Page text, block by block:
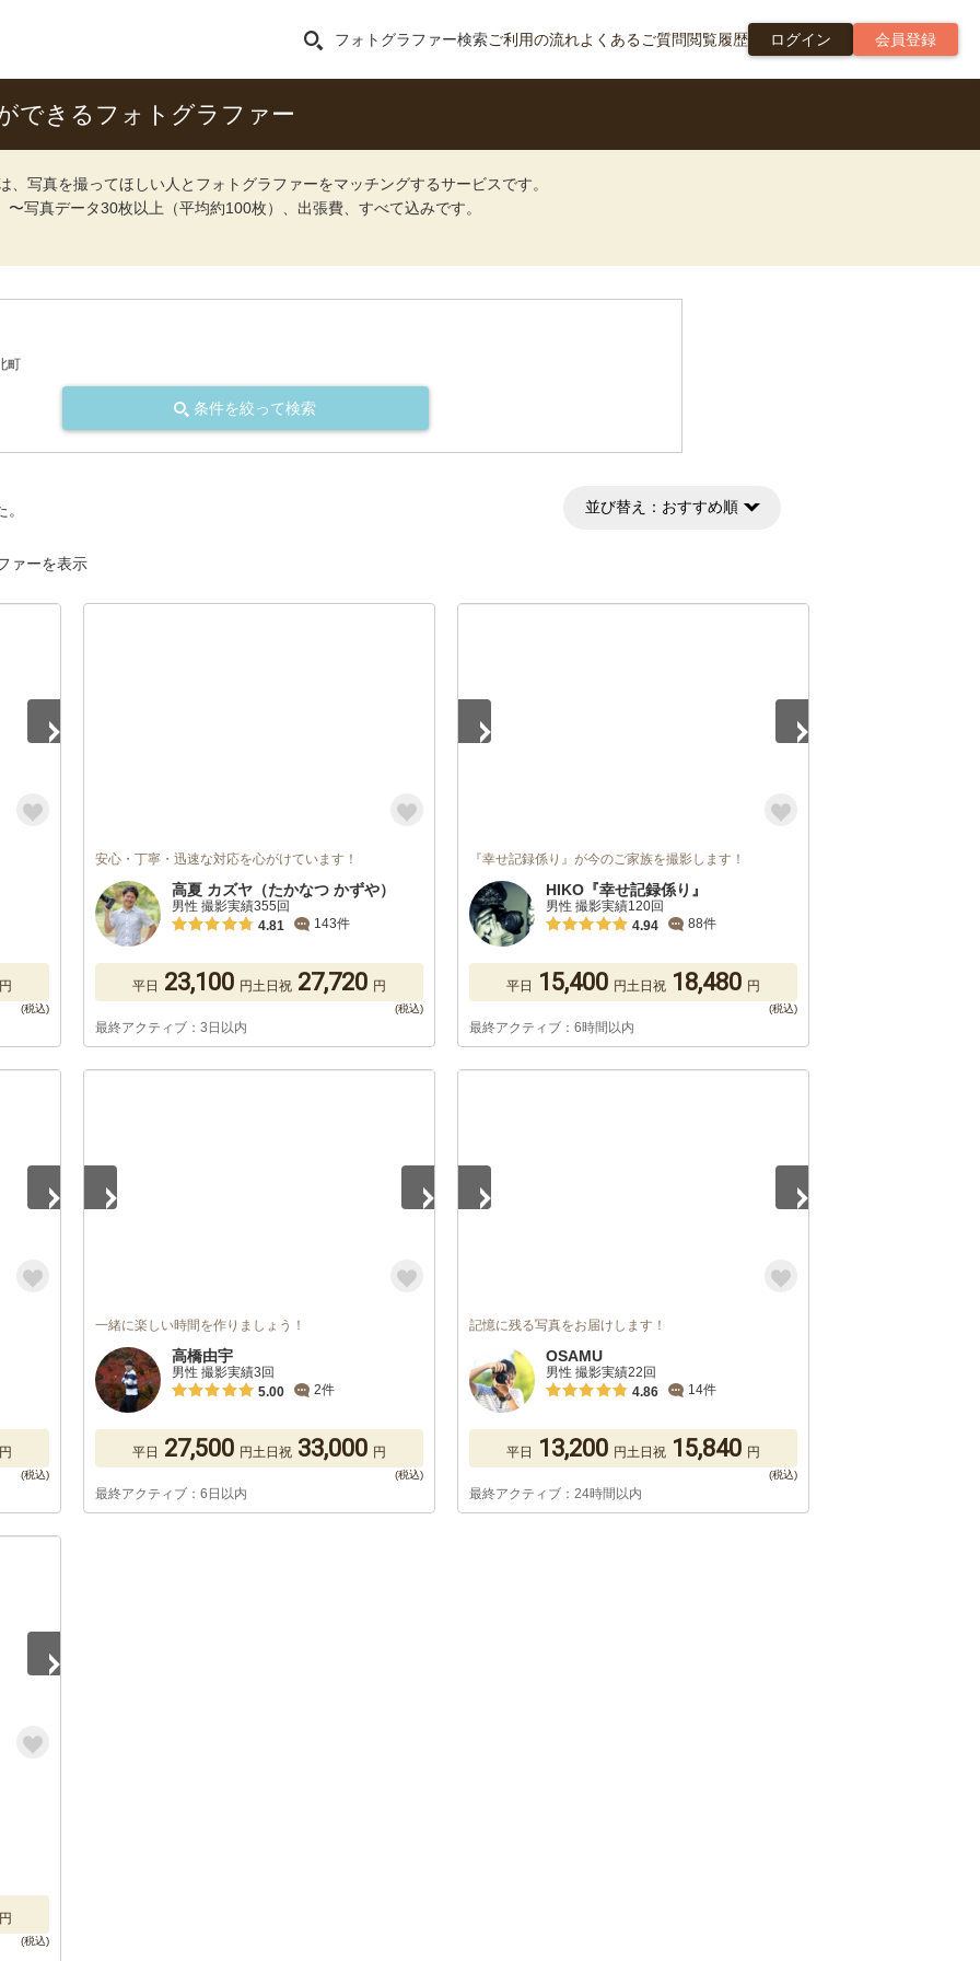
フォトグラファー検索ご利用の流れよくあるご質問閲覧履歴 ログイン 会員登録
できるフォトグラファー
、写真を撮ってほしい人とフォトグラファーをマッチングするサービスです。
写真データ30枚以上（平均約100枚）、出張費、すべて込みです。
町
条件を絞って検索
並び替え： おすすめ順
ァーを表示
円
安心・丁寧・迅速な対応を心がけています！
高夏 カズヤ（たかなつ かずや）
男性 撮影実績355回
4.81
143件
平日 23,100 円土日祝 27,720 円
最終アクティブ：3日以内
『幸せ記録係り』が今のご家族を撮影します！
HIKO『幸せ記録係り』
男性 撮影実績120回
4.94
88件
平日 15,400 円土日祝 18,480 円
最終アクティブ：6時間以内
円
一緒に楽しい時間を作りましょう！
高橋由宇
男性 撮影実績3回
5.00
2件
平日 27,500 円土日祝 33,000 円
最終アクティブ：6日以内
記憶に残る写真をお届けします！
OSAMU
男性 撮影実績22回
4.86
14件
平日 13,200 円土日祝 15,840 円
最終アクティブ：24時間以内
円